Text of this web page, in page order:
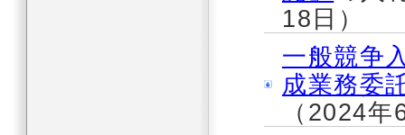
18日）
一般競争
成業務委
（2024